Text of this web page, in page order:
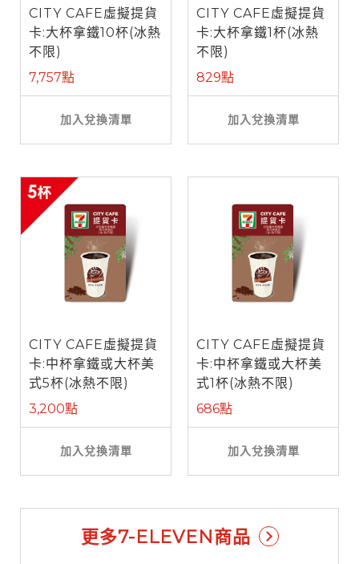
CITY CAFE虛擬提貨
卡:大杯拿鐵10杯(冰熱
不限)
7,757點
加入兌換清單
CITY CAFE虛擬提貨
卡:大杯拿鐵1杯(冰熱
不限)
829點
加入兌換清單
CITY CAFE虛擬提貨
卡:中杯拿鐵或大杯美
式5杯(冰熱不限)
3,200點
加入兌換清單
CITY CAFE虛擬提貨
卡:中杯拿鐵或大杯美
式1杯(冰熱不限)
686點
加入兌換清單
更多7-ELEVEN商品